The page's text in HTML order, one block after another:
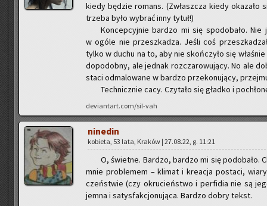
kiedy bę­dzie ro­mans. (Zwłasz­cza kiedy
trze­ba było wy­brać inny tytuł!)
Kon­cep­cyj­nie bar­dzo mi się spodo­ba­ło.
w ogóle nie prze­szka­dza. Jeśli coś
tylko w duchu na to, aby nie skoń­czy­ło się
do­po­dob­ny, ale jed­nak roz­cza­ro­wu­ją­cy. No ale
sta­ci od­ma­lo­wa­ne w bar­dzo prze­ko­nu­ją­cy,
Tech­nicz­nie cacy. Czy­ta­ło się gład­ko i
deviantart.com/sil-vah
ni­ne­din
ko­bie­ta, 53 lata, Kra­ków | 27.08.22, g. 11:21
O, świet­ne. Bar­dzo, bar­dzo mi się po­do­ba­ło.
mnie pro­ble­mem – kli­mat i kre­acja po­sta­ci,
czeń­stwie (czy okru­cień­stwo i per­fi­dia nie są
jem­na i sa­tys­fak­cjo­nu­ją­ca. Bar­dzo dobry tekst.